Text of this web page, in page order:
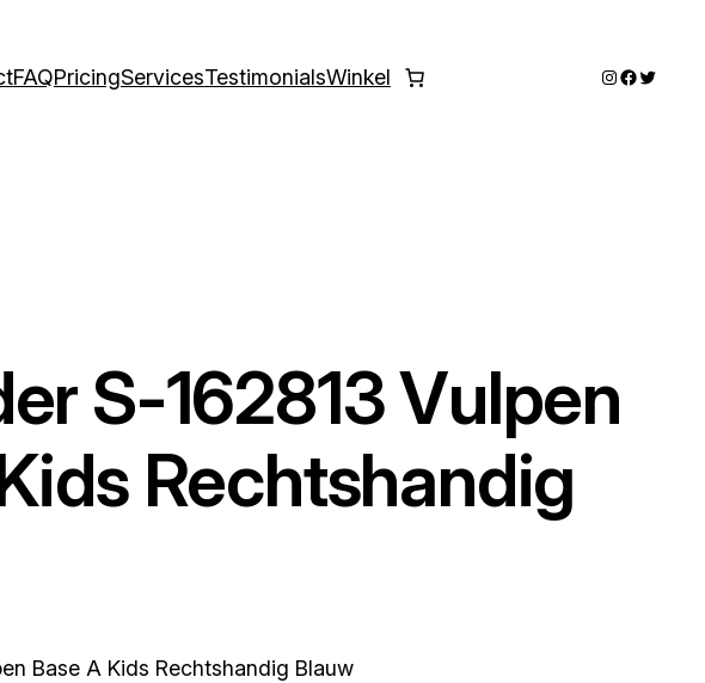
FAQPricingServicesTestimonialsWinkel Instagram
Twitter
S-162813 Vulpen
Rechtshandig
Base A Kids Rechtshandig Blauw